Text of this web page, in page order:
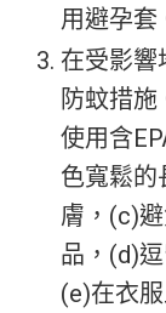
用避孕套
在受影
防蚊措
使用含
色寬鬆
膚，(c)
品，(d)
(e)在衣